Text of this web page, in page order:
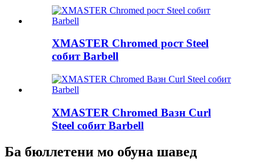
XMASTER Chromed рост Steel
собит Barbell
XMASTER Chromed Вазн Curl
Steel собит Barbell
Ба бюллетени мо обуна шавед